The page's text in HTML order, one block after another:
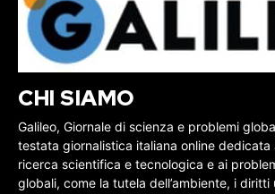
CHI SIAMO
Galileo, Giornale di scienza e problemi
testata giornalistica italiana online dedicata
ricerca scientifica e tecnologica e ai
globali, come la tutela dell’ambiente, i diritti